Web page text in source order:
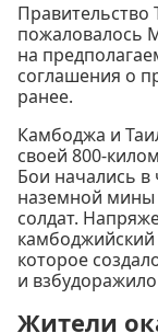
Правительство
пожаловалось
на
соглашения о
ранее.
Камбоджа и
своей 800-
Бои начались в
наземной мины
солдат.
камбоджийский
которое
и
Жители